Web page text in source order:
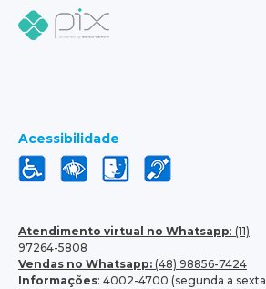
Acessibilidade
Atendimento virtual no Whatsapp: (11)
97264-5808
Vendas no Whatsapp: (48) 98856-7424
Informações: 4002-4700 (segunda a sexta